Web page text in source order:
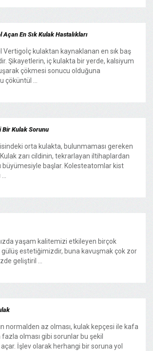
Açan En Sık Kulak Hastalıkları
Vertigoİç kulaktan kaynaklanan en sık baş
Şikayetlerin, iç kulakta bir yerde, kalsiyum
çökmesi sonucu olduğuna
çöküntül ...
Bir Kulak Sorunu
orta kulakta, bulunmaması gereken
zarı cildinin, tekrarlayan iltihaplardan
büyümesiyle başlar. Kolesteatomlar kist
yaşam kalitemizi etkileyen birçok
estetiğimizdir, buna kavuşmak çok zor
geliştiril ...
normalden az olması, kulak kepçesi ile kafa
fazla olması gibi sorunlar bu şekil
İşlev olarak herhangi bir soruna yol